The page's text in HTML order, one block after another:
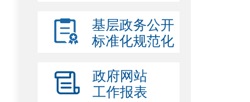
基层政务公开
标准化规范化
政府网站
工作报表